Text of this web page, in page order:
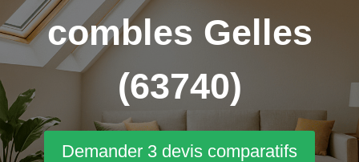
combles Gelles
(63740)
Demander 3 devis comparatifs